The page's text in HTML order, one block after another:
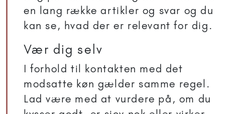
en lang række artikler og svar og du
kan se, hvad der er relevant for dig.
Vær dig selv
I forhold til kontakten med det
modsatte køn gælder samme regel.
Lad være med at vurdere på, om du